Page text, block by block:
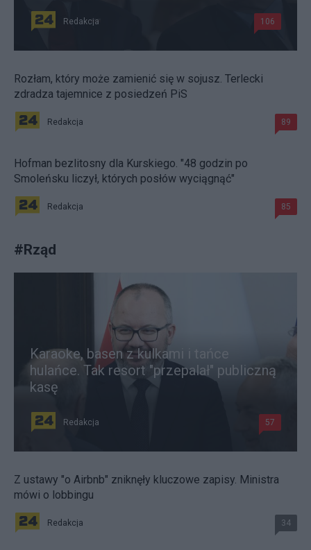
Redakcja 106
Rozłam, który może zamienić się w sojusz. Terlecki
zdradza tajemnice z posiedzeń PiS
Redakcja 89
Hofman bezlitosny dla Kurskiego. "48 godzin po
Smoleńsku liczył, których posłów wyciągnąć"
Redakcja 85
#Rząd
Karaoke, basen z kulkami i tańce
hulańce. Tak resort "przepalał" publiczną
kasę
Redakcja 57
Z ustawy "o Airbnb" zniknęły kluczowe zapisy. Ministra
mówi o lobbingu
Redakcja 34